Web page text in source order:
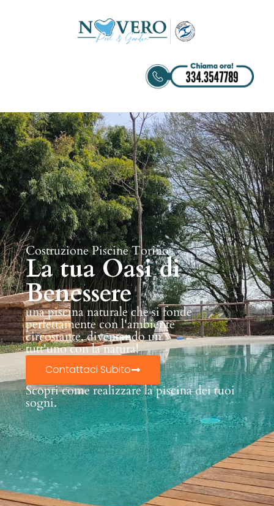
Costruzione Piscine Torino
La tua Oasi di
Benessere
una piscina naturale che si fonde
perfettamente con l'ambiente
circostante, diventando un
tutt'uno con la natura!
Contattaci Subito
Scopri come realizzare la piscina dei tuoi
sogni.